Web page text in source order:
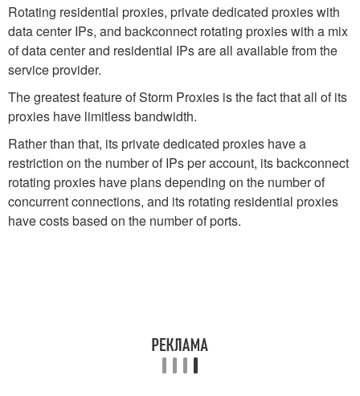
Rotating residential proxies, private dedicated proxies with
data center IPs, and backconnect rotating proxies with a mix
of data center and residential IPs are all available from the
service provider.
The greatest feature of Storm Proxies is the fact that all of its
proxies have limitless bandwidth.
Rather than that, its private dedicated proxies have a
restriction on the number of IPs per account, its backconnect
rotating proxies have plans depending on the number of
concurrent connections, and its rotating residential proxies
have costs based on the number of ports.